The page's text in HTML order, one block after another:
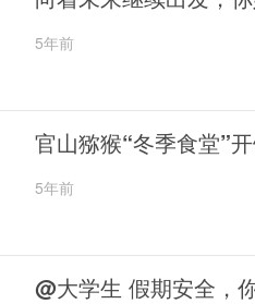
5年前
官山猕猴“冬季食堂”开
5年前
@大学生 假期安全，